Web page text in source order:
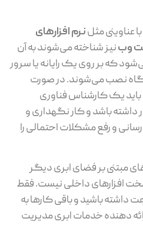
عناوینی مثلنرم افزارهای
وبنیز شناخته می‌شوند به آن
که بر روی یک رایانه یا سرور
نصب می‌شوند. در صورت
باید یک کارشناس فناوری
داشته باشد و کار نگهداری و
و رفع مشکلات احتمالی را
مبتنی بر فضای ابری دیگر
افزارهای داخلی نیست. فقط
باشید و باقی کارها به
دهنده خدمات ابری مدیریت